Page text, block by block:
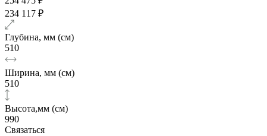
234 117 ₽
Глубина, мм (см)
510
Ширина, мм (см)
510
Высота,мм (см)
990
Связаться